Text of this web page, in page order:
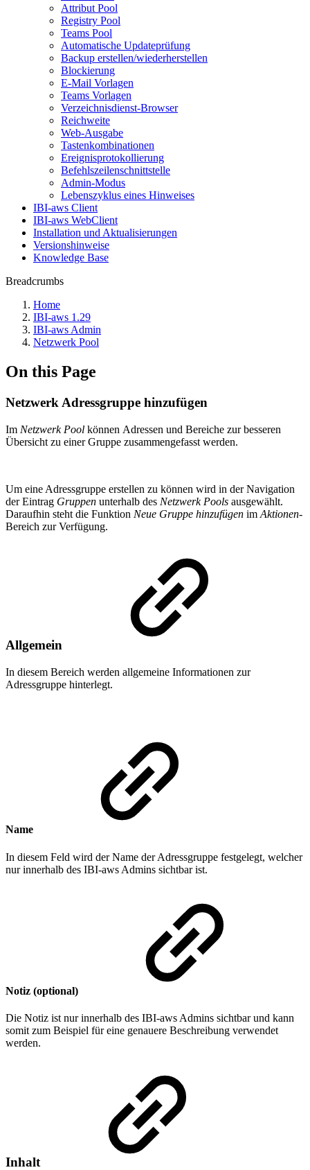
Attribut Pool
Registry Pool
Teams Pool
Automatische Updateprüfung
Backup erstellen/wiederherstellen
Blockierung
E-Mail Vorlagen
Teams Vorlagen
Verzeichnisdienst-Browser
Reichweite
Web-Ausgabe
Tastenkombinationen
Ereignisprotokollierung
Befehlszeilenschnittstelle
Admin-Modus
Lebenszyklus eines Hinweises
IBI-aws Client
IBI-aws WebClient
Installation und Aktualisierungen
Versionshinweise
Knowledge Base
Breadcrumbs
Home
IBI-aws 1.29
IBI-aws Admin
Netzwerk Pool
On this Page
Netzwerk Adressgruppe hinzufügen
Im Netzwerk Pool können Adressen und Bereiche zur besseren
Übersicht zu einer Gruppe zusammengefasst werden.
Um eine Adressgruppe erstellen zu können wird in der Navigation
der Eintrag Gruppen unterhalb des Netzwerk Pools ausgewählt.
Daraufhin steht die Funktion Neue Gruppe hinzufügen im Aktionen-
Bereich zur Verfügung.
Allgemein
In diesem Bereich werden allgemeine Informationen zur
Adressgruppe hinterlegt.
Name
In diesem Feld wird der Name der Adressgruppe festgelegt, welcher
nur innerhalb des IBI-aws Admins sichtbar ist.
Notiz (optional)
Die Notiz ist nur innerhalb des IBI-aws Admins sichtbar und kann
somit zum Beispiel für eine genauere Beschreibung verwendet
werden.
Inhalt